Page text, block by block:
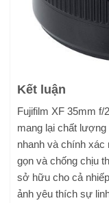
Kết luận
Fujifilm XF 35mm f/
mang lại chất
nhanh và chính xác
gọn và chống chịu
sở hữu cho cả
ảnh yêu thích sự